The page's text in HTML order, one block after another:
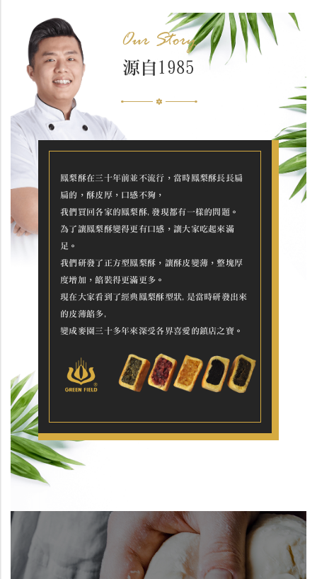
Our Story
源自1985
鳳梨酥在三十年前並不流行，當時鳳梨酥長長扁
扁的，酥皮厚，口感不夠，
我們買回各家的鳳梨酥,發現都有一樣的問題。
為了讓鳳梨酥變得更有口感，讓大家吃起來滿
足。
我們研發了正方型鳳梨酥，讓酥皮變薄，整塊厚
度增加，餡裝得更滿更多。
現在大家看到了經典鳳梨酥型狀,是當時研發出來
的皮薄餡多,
變成麥園三十多年來深受各界喜愛的鎮店之寶。